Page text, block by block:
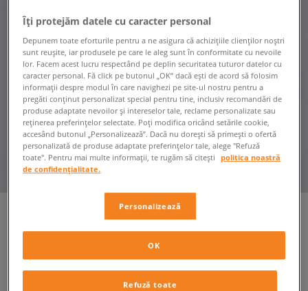
JORDAN BLUZĂ HANORAC JDB
MJ MVP HBR JM FLC PO BOY
copii, bluze
Îți protejăm datele cu caracter personal
Depunem toate eforturile pentru a ne asigura că achizițiile clienților noștri
sunt reușite, iar produsele pe care le aleg sunt în conformitate cu nevoile
lor. Facem acest lucru respectând pe deplin securitatea tuturor datelor cu
caracter personal. Fă click pe butonul „OK” dacă ești de acord să folosim
informații despre modul în care navighezi pe site-ul nostru pentru a
pregăti conținut personalizat special pentru tine, inclusiv recomandări de
produse adaptate nevoilor și intereselor tale, reclame personalizate sau
reținerea preferințelor selectate. Poți modifica oricând setările cookie,
accesând butonul „Personalizează”. Dacă nu dorești să primești o ofertă
personalizată de produse adaptate preferințelor tale, alege "Refuză
toate". Pentru mai multe informații, te rugăm să citești
politica noastră
de confidențialitate.
Personalizează
Refuză toate
OK